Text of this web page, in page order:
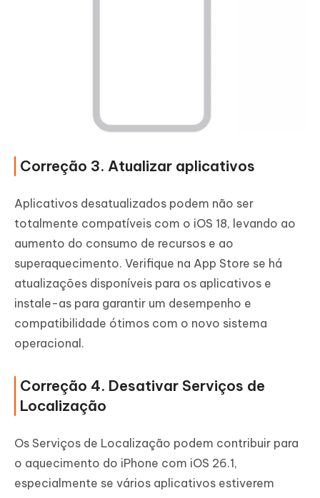
Correção 3. Atualizar aplicativos
Aplicativos desatualizados podem não ser
totalmente compatíveis com o iOS 18, levando ao
aumento do consumo de recursos e ao
superaquecimento. Verifique na App Store se há
atualizações disponíveis para os aplicativos e
instale-as para garantir um desempenho e
compatibilidade ótimos com o novo sistema
operacional.
Correção 4. Desativar Serviços de
Localização
Os Serviços de Localização podem contribuir para
o aquecimento do iPhone com iOS 26.1,
especialmente se vários aplicativos estiverem